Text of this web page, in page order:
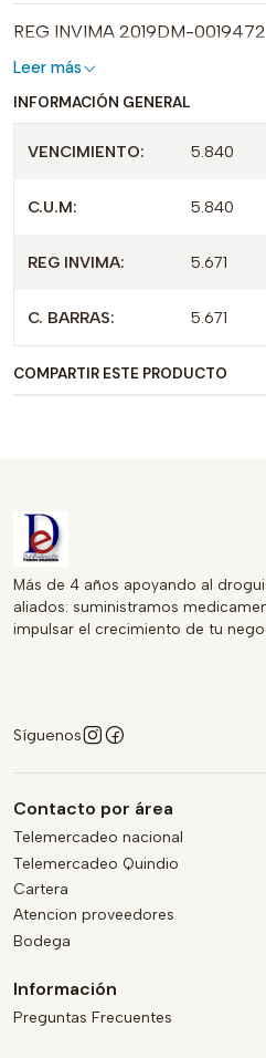
REG INVIMA 2019DM-0019472
Leer más
INFORMACIÓN GENERAL
VENCIMIENTO: 5.840
C.U.M: 5.840
REG INVIMA: 5.671
C. BARRAS: 5.671
COMPARTIR ESTE PRODUCTO
Más de 4 años apoyando al
aliados: suministramos
impulsar el crecimiento de tu
Síguenos
Contacto por área
Telemercadeo nacional
Telemercadeo Quindio
Cartera
Atencion proveedores
Bodega
Información
Preguntas Frecuentes